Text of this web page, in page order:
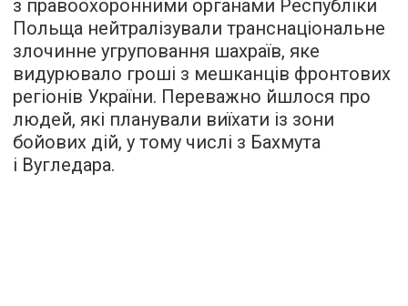
з правоохоронними органами Республіки
Польща нейтралізували транснаціональне
злочинне угруповання шахраїв, яке
видурювало гроші з мешканців фронтових
регіонів України. Переважно йшлося про
людей, які планували виїхати із зони
бойових дій, у тому числі з Бахмута
і Вугледара.